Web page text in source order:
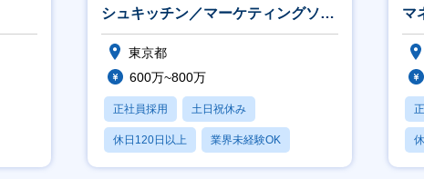
シュキッチン／マーケティングソリ
ューションズ】
東京都
600万~800万
正社員採用 土日祝休み
休日120日以上 業界未経験OK
産休・育休あり
マ
ン